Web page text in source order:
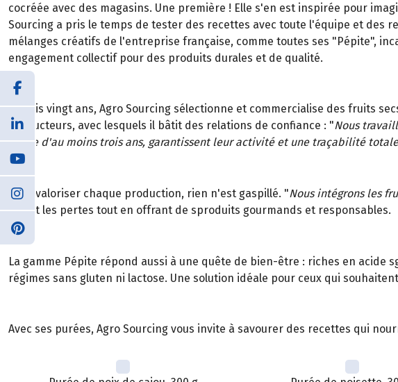
cocréée avec des magasins. Une première ! Elle s'en est inspirée pour
Sourcing a pris le temps de tester des recettes avec toute l'équipe et des
mélanges créatifs de l'entreprise française, comme toutes ses "Pépite",
engagement collectif pour des produits durales et de qualité.
Depuis vingt ans, Agro Sourcing sélectionne et commercialise des fruits
producteurs, avec lesquels il bâtit des relations de confiance : "Nous
durée d'au moins trois ans, garantissent leur activité et une traçabilité
Pour valoriser chaque production, rien n'est gaspillé. "Nous intégrons les
réduit les pertes tout en offrant de sproduits gourmands et responsables.
La gamme Pépite répond aussi à une quête de bien-être : riches en
régimes sans gluten ni lactose. Une solution idéale pour ceux qui
Avec ses purées, Agro Sourcing vous invite à savourer des recettes qui